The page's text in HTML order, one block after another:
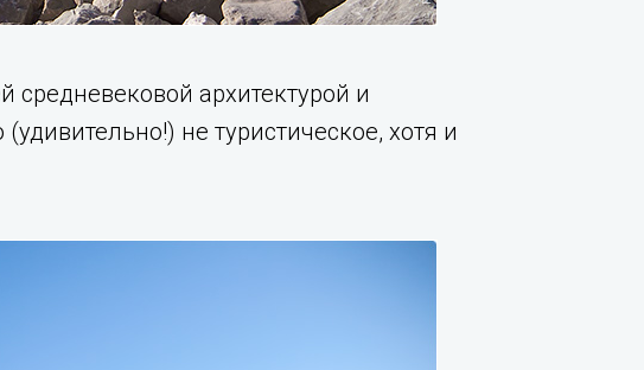
архитектурой и
не туристическое, хотя и